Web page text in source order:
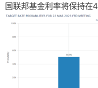
国联邦基金利率将保持在